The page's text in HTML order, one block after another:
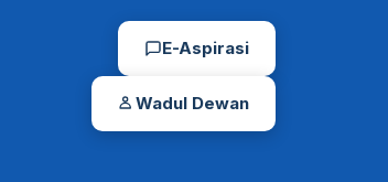
E-Aspirasi
Wadul Dewan